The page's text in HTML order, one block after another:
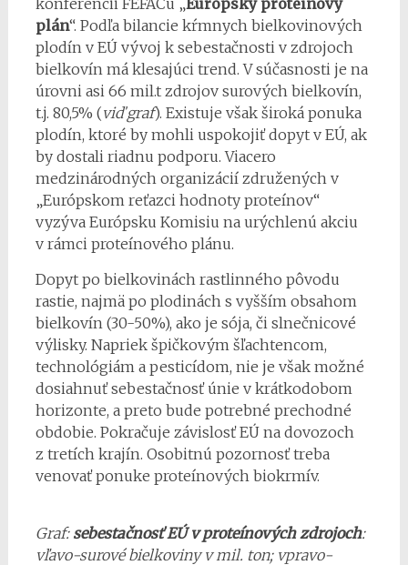
konferencii FEFACu „Európsky proteínový
plán“. Podľa bilancie kŕmnych bielkovinových
plodín v EÚ vývoj k sebestačnosti v zdrojoch
bielkovín má klesajúci trend. V súčasnosti je na
úrovni asi 66 mil.t zdrojov surových bielkovín,
t.j. 80,5% (viď graf). Existuje však široká ponuka
plodín, ktoré by mohli uspokojiť dopyt v EÚ, ak
by dostali riadnu podporu. Viacero
medzinárodných organizácií združených v
„Európskom reťazci hodnoty proteínov“
vyzýva Európsku Komisiu na urýchlenú akciu
v rámci proteínového plánu.
Dopyt po bielkovinách rastlinného pôvodu
rastie, najmä po plodinách s vyšším obsahom
bielkovín (30-50%), ako je sója, či slnečnicové
výlisky. Napriek špičkovým šľachtencom,
technológiám a pesticídom, nie je však možné
dosiahnuť sebestačnosť únie v krátkodobom
horizonte, a preto bude potrebné prechodné
obdobie. Pokračuje závislosť EÚ na dovozoch
z tretích krajín. Osobitnú pozornosť treba
venovať ponuke proteínových biokrmív.
Graf: sebestačnosť EÚ v proteínových zdrojoch:
vľavo-surové bielkoviny v mil. ton; vpravo-